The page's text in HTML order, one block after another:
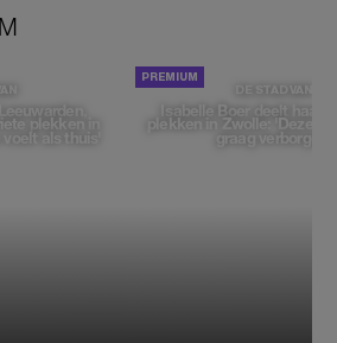
plekken in
als thuis'
DE STAD VAN
Isabelle Boer deelt haar
plekken in Zwolle: 'Deze
graag verborgen'